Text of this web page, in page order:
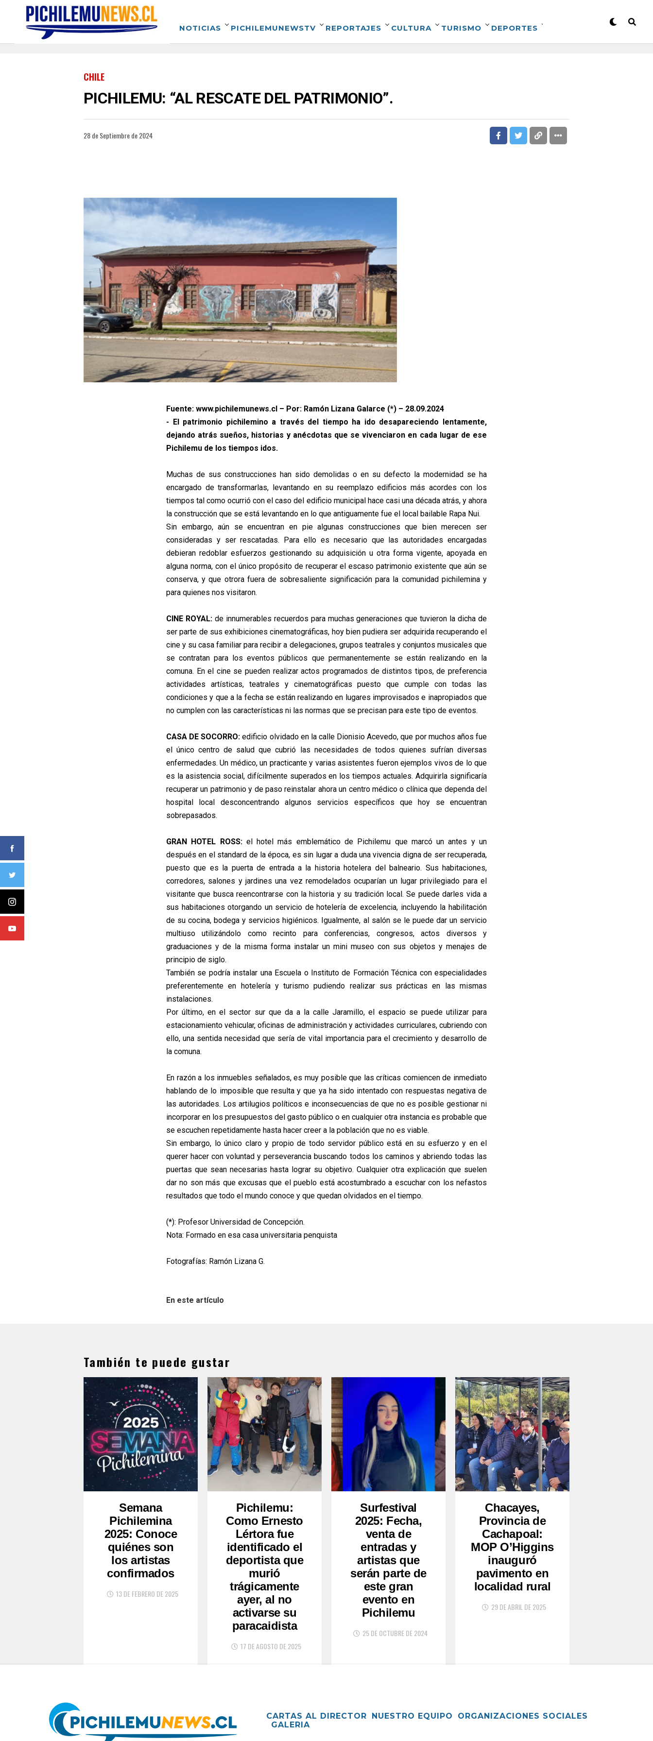
NOTICIAS PICHILEMUNEWSTV REPORTAJES CULTURA TURISMO DEPORTES
CHILE
PICHILEMU: “AL RESCATE DEL PATRIMONIO”.
28 de Septiembre de 2024
Fuente: www.pichilemunews.cl – Por: Ramón Lizana Galarce (*) – 28.09.2024
- El patrimonio pichilemino a través del tiempo ha ido desapareciendo lentamente,
dejando atrás sueños, historias y anécdotas que se vivenciaron en cada lugar de ese
Pichilemu de los tiempos idos.
Muchas de sus construcciones han sido demolidas o en su defecto la modernidad se ha
encargado de transformarlas, levantando en su reemplazo edificios más acordes con los
tiempos tal como ocurrió con el caso del edificio municipal hace casi una década atrás, y ahora
la construcción que se está levantando en lo que antiguamente fue el local bailable Rapa Nui.
Sin embargo, aún se encuentran en pie algunas construcciones que bien merecen ser
consideradas y ser rescatadas. Para ello es necesario que las autoridades encargadas
debieran redoblar esfuerzos gestionando su adquisición u otra forma vigente, apoyada en
alguna norma, con el único propósito de recuperar el escaso patrimonio existente que aún se
conserva, y que otrora fuera de sobresaliente significación para la comunidad pichilemina y
para quienes nos visitaron.
CINE ROYAL:de innumerables recuerdos para muchas generaciones que tuvieron la dicha de
ser parte de sus exhibiciones cinematográficas, hoy bien pudiera ser adquirida recuperando el
cine y su casa familiar para recibir a delegaciones, grupos teatrales y conjuntos musicales que
se contratan para los eventos públicos que permanentemente se están realizando en la
comuna. En el cine se pueden realizar actos programados de distintos tipos, de preferencia
actividades artísticas, teatrales y cinematográficas puesto que cumple con todas las
condiciones y que a la fecha se están realizando en lugares improvisados e inapropiados que
no cumplen con las características ni las normas que se precisan para este tipo de eventos.
CASA DE SOCORRO: edificio olvidado en la calle Dionisio Acevedo, que por muchos años fue
el único centro de salud que cubrió las necesidades de todos quienes sufrían diversas
enfermedades. Un médico, un practicante y varias asistentes fueron ejemplos vivos de lo que
es la asistencia social, difícilmente superados en los tiempos actuales. Adquirirla significaría
recuperar un patrimonio y de paso reinstalar ahora un centro médico o clínica que dependa del
hospital local desconcentrando algunos servicios específicos que hoy se encuentran
sobrepasados.
GRAN HOTEL ROSS:el hotel más emblemático de Pichilemu que marcó un antes y un
después en el standard de la época, es sin lugar a duda una vivencia digna de ser recuperada,
puesto que es la puerta de entrada a la historia hotelera del balneario. Sus habitaciones,
corredores, salones y jardines una vez remodelados ocuparían un lugar privilegiado para el
visitante que busca reencontrarse con la historia y su tradición local. Se puede darles vida a
sus habitaciones otorgando un servicio de hotelería de excelencia, incluyendo la habilitación
de su cocina, bodega y servicios higiénicos. Igualmente, al salón se le puede dar un servicio
multiuso utilizándolo como recinto para conferencias, congresos, actos diversos y
graduaciones y de la misma forma instalar un mini museo con sus objetos y menajes de
principio de siglo.
También se podría instalar una Escuela o Instituto de Formación Técnica con especialidades
preferentemente en hotelería y turismo pudiendo realizar sus prácticas en las mismas
instalaciones.
Por último, en el sector sur que da a la calle Jaramillo, el espacio se puede utilizar para
estacionamiento vehicular, oficinas de administración y actividades curriculares, cubriendo con
ello, una sentida necesidad que sería de vital importancia para el crecimiento y desarrollo de
la comuna.
En razón a los inmuebles señalados, es muy posible que las críticas comiencen de inmediato
hablando de lo imposible que resulta y que ya ha sido intentado con respuestas negativa de
las autoridades. Los artilugios políticos e inconsecuencias de que no es posible gestionar ni
incorporar en los presupuestos del gasto público o en cualquier otra instancia es probable que
se escuchen repetidamente hasta hacer creer a la población que no es viable.
Sin embargo, lo único claro y propio de todo servidor público está en su esfuerzo y en el
querer hacer con voluntad y perseverancia buscando todos los caminos y abriendo todas las
puertas que sean necesarias hasta lograr su objetivo. Cualquier otra explicación que suelen
dar no son más que excusas que el pueblo está acostumbrado a escuchar con los nefastos
resultados que todo el mundo conoce y que quedan olvidados en el tiempo.
(*): Profesor Universidad de Concepción.
Nota: Formado en esa casa universitaria penquista
Fotografías: Ramón Lizana G.
En este artículo
También te puede gustar
Semana
Pichilemina
2025: Conoce
quiénes son
los artistas
confirmados
13 DE FEBRERO DE 2025
Pichilemu:
Como Ernesto
Lértora fue
identificado el
deportista que
murió
trágicamente
ayer, al no
activarse su
paracaidista
17 DE AGOSTO DE 2025
Surfestival
2025: Fecha,
venta de
entradas y
artistas que
serán parte de
este gran
evento en
Pichilemu
25 DE OCTUBRE DE 2024
Chacayes,
Provincia de
Cachapoal:
MOP O’Higgins
inauguró
pavimento en
localidad rural
29 DE ABRIL DE 2025
CARTAS AL DIRECTOR NUESTRO EQUIPO
ORGANIZACIONES SOCIALES
GALERIA